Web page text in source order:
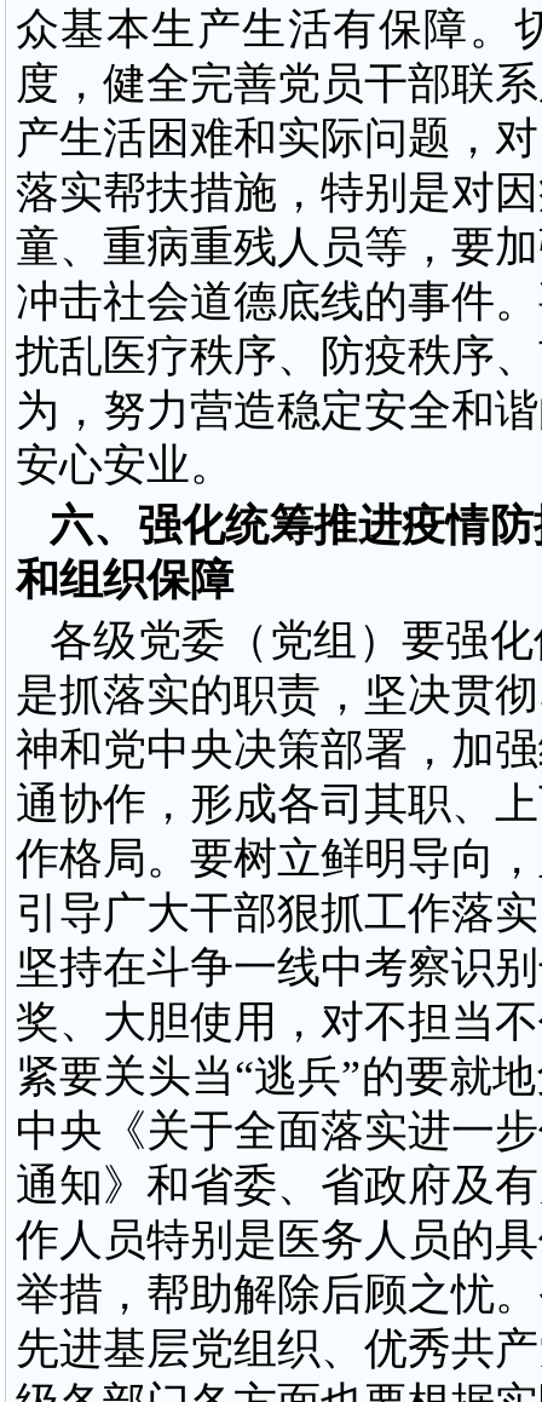
众基本生产生活有保障。
度，健全完善党员干部联
产生活困难和实际问题，
落实帮扶措施，特别是对
童、重病重残人员等，要
冲击社会道德底线的事件
扰乱医疗秩序、防疫秩序
为，努力营造稳定安全和
安心安业。
六、强化统筹推进疫情
和组织保障
各级党委（党组）要强
是抓落实的职责，坚决贯
神和党中央决策部署，加
通协作，形成各司其职、
作格局。要树立鲜明导向
引导广大干部狠抓工作落
坚持在斗争一线中考察识
奖、大胆使用，对不担当
紧要关头当“逃兵”的要就
中央《关于全面落实进一
通知》和省委、省政府及
作人员特别是医务人员的
举措，帮助解除后顾之忧
先进基层党组织、优秀共